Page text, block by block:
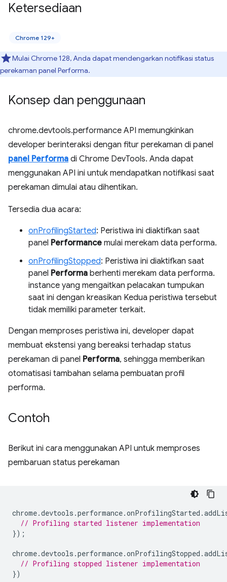
Ketersediaan
Chrome 129+
Mulai Chrome 128, Anda dapat mendengarkan notifikasi status
perekaman panel Performa.
Konsep dan penggunaan
chrome.devtools.performance API memungkinkan
developer berinteraksi dengan fitur perekaman di panel
panel Performa di Chrome DevTools. Anda dapat
menggunakan API ini untuk mendapatkan notifikasi saat
perekaman dimulai atau dihentikan.
Tersedia dua acara:
onProfilingStarted: Peristiwa ini diaktifkan saat
panel Performance mulai merekam data performa.
onProfilingStopped: Peristiwa ini diaktifkan saat
panel Performa berhenti merekam data performa.
instance yang mengaitkan pelacakan tumpukan
saat ini dengan kreasikan Kedua peristiwa tersebut
tidak memiliki parameter terkait.
Dengan memproses peristiwa ini, developer dapat
membuat ekstensi yang bereaksi terhadap status
perekaman di panel Performa, sehingga memberikan
otomatisasi tambahan selama pembuatan profil
performa.
Contoh
Berikut ini cara menggunakan API untuk memproses
pembaruan status perekaman
chrome.devtools .performance.onProfilingStarted .
// Profiling started listener implementation
});
chrome.devtools .performance.onProfilingStopped .
// Profiling stopped listener implementation
})